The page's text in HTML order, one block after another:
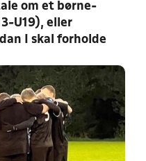
om et børne-
U19), eller
I skal forholde